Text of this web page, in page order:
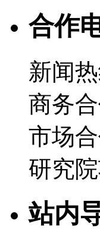
合作
新闻
商务
市场
研究
站内